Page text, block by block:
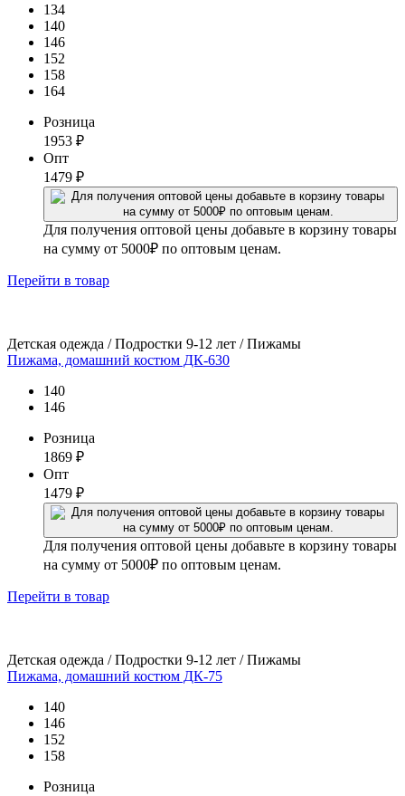
134
140
146
152
158
164
Розница
1953 ₽
Опт
1479 ₽
Для получения оптовой цены добавьте в корзину товары
на сумму от 5000₽ по оптовым ценам.
Перейти в товар
Детская одежда / Подростки 9-12 лет / Пижамы
Пижама, домашний костюм ДК-630
140
146
Розница
1869 ₽
Опт
1479 ₽
Для получения оптовой цены добавьте в корзину товары
на сумму от 5000₽ по оптовым ценам.
Перейти в товар
Детская одежда / Подростки 9-12 лет / Пижамы
Пижама, домашний костюм ДК-75
140
146
152
158
Розница